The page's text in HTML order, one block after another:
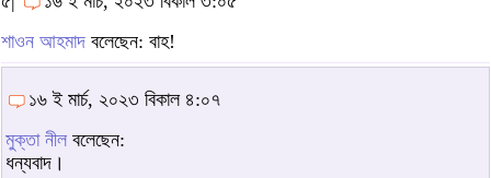
শাওন আহমাদ বলেছেন: বাহ!
১৬ ই মার্চ, ২০২৩ বিকাল ৪:০৭
মুক্তা নীল বলেছেন:
ধন্যবাদ।